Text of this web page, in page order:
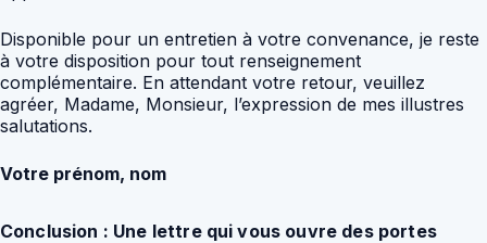
Disponible pour un entretien à votre convenance, je reste
à votre disposition pour tout renseignement
complémentaire. En attendant votre retour, veuillez
agréer, Madame, Monsieur, l’expression de mes illustres
salutations.
Votre prénom, nom
Conclusion : Une lettre qui vous ouvre des portes